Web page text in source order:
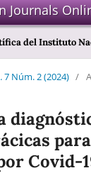
Journals
del Instituto
7 Núm. 2 (2024) /
para
Covid-